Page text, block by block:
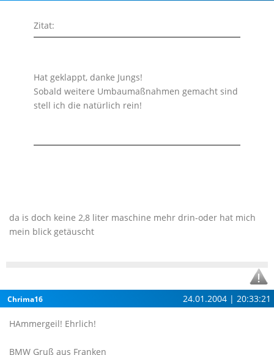
Zitat:
Hat geklappt, danke Jungs!
Sobald weitere Umbaumaßnahmen gemacht sind
stell ich die natürlich rein!
da is doch keine 2,8 liter maschine mehr drin-oder hat mich
mein blick getäuscht
Chrima16 24.01.2004 | 20:33:21
HAmmergeil! Ehrlich!
BMW Gruß aus Franken